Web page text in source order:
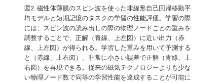
図2. 磁性体薄膜のスピン波を使った非線形自己回帰移動平
均モデルと短期記憶のタスクの学習の性能評価。学習の際
には、スピン波の読み出しの際の物理ノードごとの重みを
調整することで、正解（青線、上左図）に近い出力（赤
線、上左図）が得られる。学習した重みを用いて予測する
と（赤線、上右図）、非常に小さい誤差で正解（青線、上
右図）を再現できる。従来の磁気テクノロジーよりも少な
い物理ノード数で同等の学習性能を達成することが可能に